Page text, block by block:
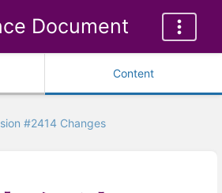
Document
Content
#2414 Changes